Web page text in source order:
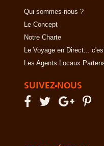
Qui sommes-nous ?
Le Concept
Notre Charte
Le Voyage en Direct...
Les Agents Locaux
SUIVEZ-NOUS